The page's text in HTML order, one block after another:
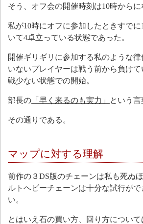
そう、オフ会の開催時刻は10時からに
私が10時にオフに参加したときすで
いて4卓立っている状態であった。
開催ギリギリに参加する私のような
いないプレイヤーは戦う前から負けて
戦少ない状態での開始。
部長の 「早く来るのも実力」 という言
その通りである。
マップに対する理解
前作の３DS版のチェーンは私も死ぬ
ルトヘビーチェーンは十分な試行が
い。
とはいえ石の買い方、回り方について